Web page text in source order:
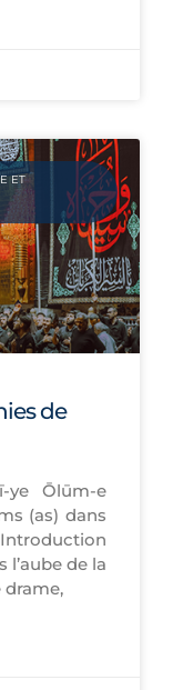
ET
de
ye Ōlūm-e
(as) dans
l’aube de la
drame,